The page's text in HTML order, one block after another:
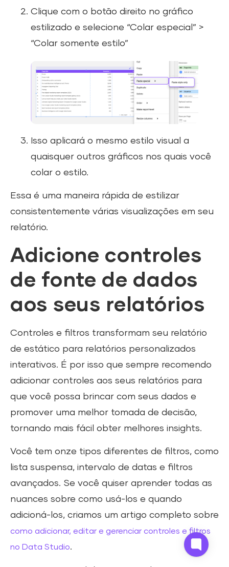
Clique com o botão direito no gráfico
estilizado e selecione “Colar especial” >
“Colar somente estilo”
Isso aplicará o mesmo estilo visual a
quaisquer outros gráficos nos quais você
colar o estilo.
Essa é uma maneira rápida de estilizar
consistentemente várias visualizações em seu
relatório.
Adicione controles
de fonte de dados
aos seus relatórios
Controles e filtros transformam seu relatório
de estático para relatórios personalizados
interativos. É por isso que sempre recomendo
adicionar controles aos seus relatórios para
que você possa brincar com seus dados e
promover uma melhor tomada de decisão,
tornando mais fácil obter melhores insights.
Você tem onze tipos diferentes de filtros, como
lista suspensa, intervalo de datas e filtros
avançados. Se você quiser aprender todas as
nuances sobre como usá-los e quando
adicioná-los, criamos um artigo completo sobre
como adicionar, editar e gerenciar controles e filtros
no Data Studio.